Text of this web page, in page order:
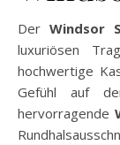
Der Windsor
luxuriösen
hochwertige
Gefühl auf
hervorragende